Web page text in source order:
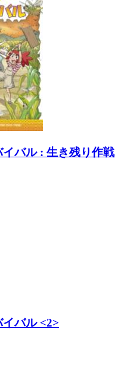
バル : 生き残り作戦
バル <2>